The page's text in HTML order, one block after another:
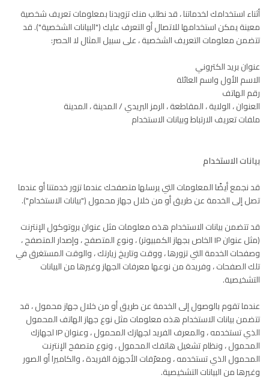
أثناء استخدامك لخدماتنا ، قد نطلب منك تزويدنا بمعلومات تعريف شخصية
معينة يمكن استخدامها للاتصال أو التعرف عليك ("البيانات الشخصية"). قد
تتضمن معلومات التعريف الشخصية ، على سبيل المثال لا الحصر:
عنوان بريد الكتروني
الاسم الأول واسم العائلة
رقم الهاتف
العنوان ، الولاية ، المقاطعة ، الرمز البريدي / المدينة ، المدينة
ملفات تعريف الارتباط وبيانات الاستخدام
بيانات الاستخدام
قد نجمع أيضًا المعلومات التي يرسلها متصفحك عندما تزور خدمتنا أو عندما
تصل إلى الخدمة عن طريق أو من خلال جهاز محمول ("بيانات الاستخدام").
قد تتضمن بيانات الاستخدام هذه معلومات مثل عنوان بروتوكول الإنترنت
(مثل عنوان IP الخاص بجهاز الكمبيوتر) ، ونوع المتصفح ، وإصدار المتصفح ،
وصفحات الخدمة التي تزورها ، ووقت وتاريخ زيارتك ، والوقت المستغرق في
تلك الصفحات ، وفريدة من نوعها معرفات الجهاز وغيرها من البيانات
التشخيصية.
عندما تقوم بالوصول إلى الخدمة عن طريق أو من خلال جهاز محمول ، قد
تتضمن بيانات الاستخدام هذه معلومات مثل نوع جهاز الهاتف المحمول
الذي تستخدمه ، والمعرف الفريد لجهازك المحمول ، وعنوان IP لجهازك
المحمول ، ونظام تشغيل هاتفك المحمول ، ونوع متصفح الإنترنت
المحمول الذي تستخدمه ، ومعرّفات الأجهزة الفريدة ، والكاميرا أو الصور
وغيرها من البيانات التشخيصية.